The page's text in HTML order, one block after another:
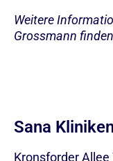
Weitere
Grossmann
Sana Kliniken
Kronsforder Allee